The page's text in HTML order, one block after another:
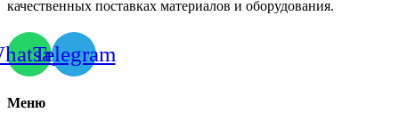
качественных поставках материалов и оборудования.
Telegram
Меню